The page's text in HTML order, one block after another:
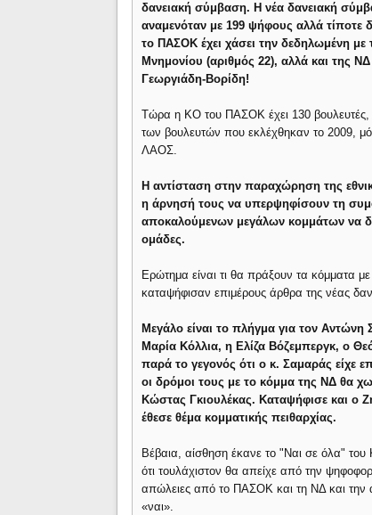
δανειακή σύμβαση. Η νέα δανειακή
αναμενόταν με 199 ψήφους αλλά τίποτε
το ΠΑΣΟΚ έχει χάσει την δεδηλωμένη
Μνημονίου (αριθμός 22), αλλά και της
Γεωργιάδη-Βορίδη!
Τώρα η ΚΟ του ΠΑΣΟΚ έχει 130 βουλευτές,
των βουλευτών που εκλέχθηκαν το 2009,
ΛΑΟΣ.
Η αντίσταση στην παραχώρηση της
η άρνησή τους να υπερψηφίσουν τη
αποκαλούμενων μεγάλων κομμάτων να
ομάδες.
Ερώτημα είναι τι θα πράξουν τα κόμματα
καταψήφισαν επιμέρους άρθρα της νέας
Μεγάλο είναι το πλήγμα για τον
Μαρία Κόλλια, η Ελίζα Βόζεμπεργκ, ο
παρά το γεγονός ότι ο κ. Σαμαράς είχε
οι δρόμοι τους με το κόμμα της ΝΔ θα
Κώστας Γκιουλέκας. Καταψήφισε και ο
έθεσε θέμα κομματικής πειθαρχίας.
Βέβαια, αίσθηση έκανε το "Ναι σε όλα"
ότι τουλάχιστον θα απείχε από την
απώλειες από το ΠΑΣΟΚ και τη ΝΔ και
«ναι».